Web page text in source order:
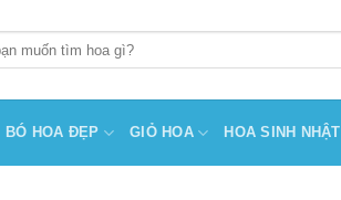
BÓ HOA ĐẸP GIỎ HOA HOA SINH NHẬT